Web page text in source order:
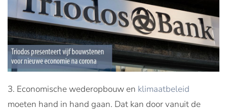
Economische wederopbouw en klimaatbeleid
moeten hand in hand gaan. Dat kan door vanuit de